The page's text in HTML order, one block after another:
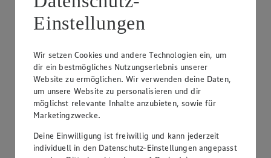
Frischetheke Wurst
Besuche unsere Theken mit einer breiten Auswahl an
Einstellungen
Wir setzen Cookies und andere Technologien ein, um
dir ein bestmögliches Nutzungserlebnis unserer
Website zu ermöglichen. Wir verwenden deine Daten,
um unsere Website zu personalisieren und dir
möglichst relevante Inhalte anzubieten, sowie für
Marketingzwecke.
Deine Einwilligung ist freiwillig und kann jederzeit
individuell in den Datenschutz-Einstellungen angepasst